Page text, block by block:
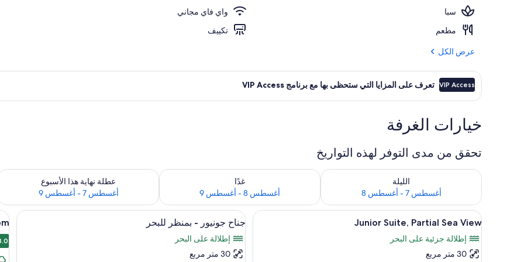
سبا
واي فاي مجاني
مطعم
تكييف
عرض الكل
VIP Access تعرف على المزايا التي ستحظى بها مع برنامج VIP Access
خيارات الغرفة
تحقق من مدى التوفر لهذه التواريخ
الليلة
أغسطس 7 - أغسطس 8
تحقق من مدى التوفر لليلة للفترة أغسطس 7 - أغسطس 8
غدًا
أغسطس 8 - أغسطس 9
تحقق من مدى التوفر لغد للفترة أغسطس 8 - أغسطس 9
عطلة نهاية هذا الأسبوع
أغسطس 7 - أغسطس 9
تحقق من مدى التوفر لعطلة نهاية هذا الأسبوع
استعراض
جميع
صور
Junior
خزنة داخل الغرفة ومكتب وستائر تعتيم وتجهيزات عازلة للصوت
5
Junior Suite, Partial Sea View
إطلالة جزئية على البحر
30 متر مربع
استعراض
جميع
صور
جناح
خزنة داخل الغرفة ومكتب وستائر تعتيم
5
جناح جونيور - بمنظر للبحر
إطلالة على البحر
30 متر مربع